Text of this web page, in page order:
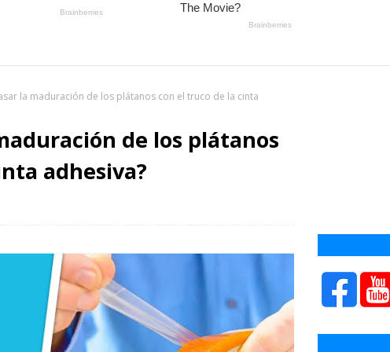
la maduración de los plátanos con el truco de la cinta
de los plátanos
adhesiva?